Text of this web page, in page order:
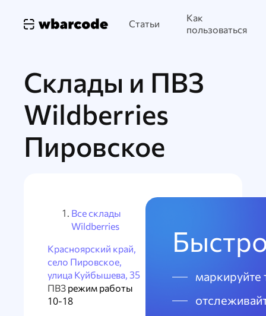
Статьи
Как
пользоваться
Склады и ПВЗ
Wildberries
Пировское
Все склады
Wildberries
Красноярский край,
село Пировское,
улица Куйбышева, 35
ПВЗ режим работы
10-18
маркируйте